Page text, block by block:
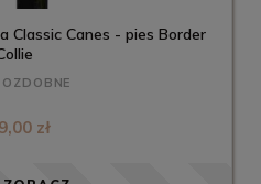
Classic Canes - pies Border
zł